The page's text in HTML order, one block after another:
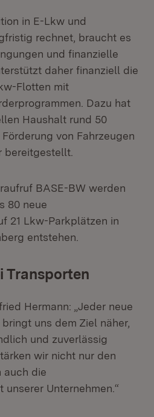
in E-Lkw und
rechnet, braucht es
und finanzielle
daher finanziell die
Flotten mit
Dazu hat
Haushalt rund 50
von Fahrzeugen
bereitgestellt.
BASE-BW werden
80 neue
21 Lkw-Parkplätzen in
entstehen.
Transporten
Hermann: „Jeder neue
uns dem Ziel näher,
und zuverlässig
wir nicht nur den
auch die
Unternehmen.“